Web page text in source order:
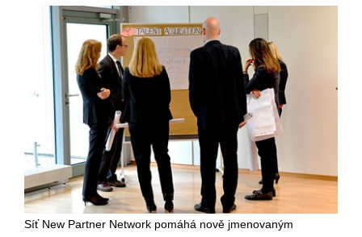
Síť New Partner Network pomáhá nově jmenovaným